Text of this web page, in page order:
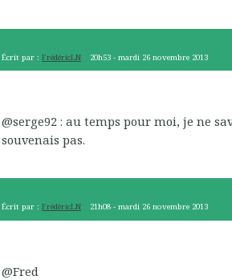
Écrit par : FrédéricLN 20h53 -mardi 26 novembre 2013
@serge92 : au temps pour moi, je ne
souvenais pas.
Écrit par : FrédéricLN 21h08 -mardi 26 novembre 2013
@Fred